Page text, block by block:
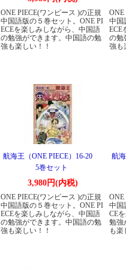
ONE PIECE(ワンピース )の正規
中国語版の５巻セット。ONE PI
ECEを楽しみしながら、中国語
の勉強ができます。中国語の勉
強も楽しい！！
ONE
中国
ECE
の勉
強も
航海王（ONE PIECE）16-20
5巻セット
3,980円(内税)
ONE PIECE(ワンピース )の正規
中国語版の５巻セット。ONE PI
ECEを楽しみしながら、中国語
の勉強ができます。中国語の勉
強も楽しい！！
航
ONE
中国
CE
勉強
も楽